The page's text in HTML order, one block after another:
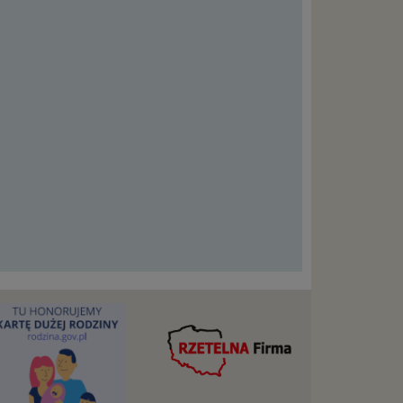
na
o
konto,
Ci
Ta